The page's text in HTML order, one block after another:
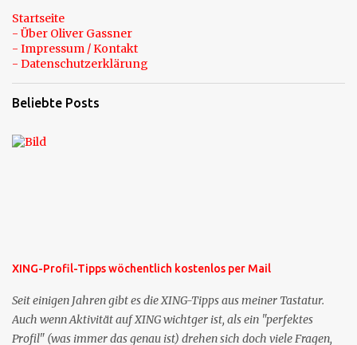
Startseite
- Über Oliver Gassner
- Impressum / Kontakt
- Datenschutzerklärung
Beliebte Posts
XING-Profil-Tipps wöchentlich kostenlos per Mail
Seit einigen Jahren gibt es die XING-Tipps aus meiner Tastatur.
Auch wenn Aktivität auf XING wichtger ist, als ein "perfektes
Profil" (was immer das genau ist) drehen sich doch viele Fragen,